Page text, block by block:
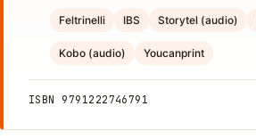
Feltrinelli IBS Storytel (audio)
Kobo (audio) Youcanprint
ISBN 9791222746791